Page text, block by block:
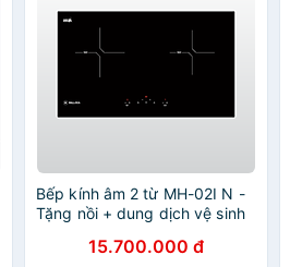
Bếp kính âm 2 từ MH-02I N -
Tặng nồi + dung dịch vệ sinh
chính hãng15.700.000 đ